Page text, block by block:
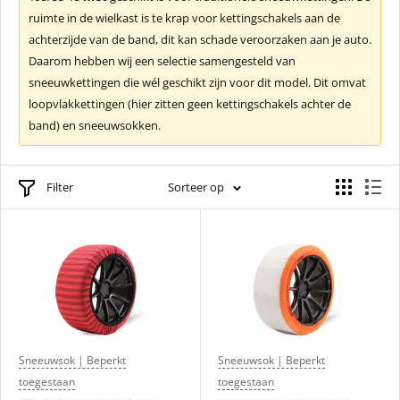
ruimte in de wielkast is te krap voor kettingschakels aan de
achterzijde van de band, dit kan schade veroorzaken aan je auto.
Daarom hebben wij een selectie samengesteld van
sneeuwkettingen die wél geschikt zijn voor dit model. Dit omvat
loopvlakkettingen (hier zitten geen kettingschakels achter de
band) en sneeuwsokken.
Filter Sorteer op
Sneeuwsok | Beperkt
toegestaan
Sneeuwsok | Beperkt
toegestaan